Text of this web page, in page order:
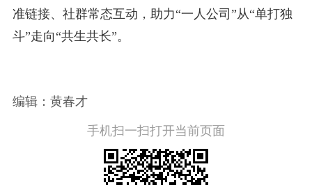
准链接、社群常态互动，助力“一人公司”从“单打独
斗”走向“共生共长”。
编辑：黄春才
手机扫一扫打开当前页面